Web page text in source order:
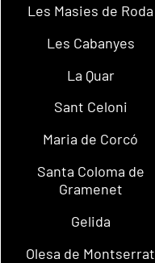
Les Masies de Roda
Les Cabanyes
La Quar
Sant Celoni
Maria de Corcó
Santa Coloma de
Gramenet
Gelida
Olesa de Montserrat